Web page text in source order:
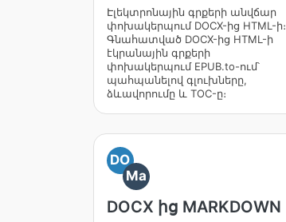
Էլեկտրոնային գրքերի անվճար
փոխակերպում DOCX-ից HTML-ի։
Գնահատված DOCX-ից HTML-ի
էկրանային գրքերի
փոխակերպում EPUB.to-ում՝
պահպանելով գլուխները,
ձևավորումը և TOC-ը։
DO
Ma
DOCX ից MARKDOWN